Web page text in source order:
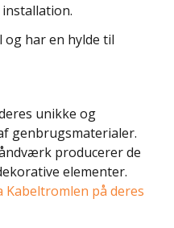
og har en hylde til
unikke og
genbrugsmaterialer.
producerer de
elementer.
på deres